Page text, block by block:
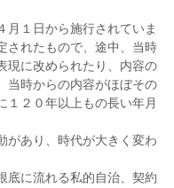
月１日から施行されていま
されたもので、途中、当時
現に改められたり、内容の
当時からの内容がほぼその
１２０年以上もの長い年月
あり、時代が大きく変わ
底に流れる私的自治、契約